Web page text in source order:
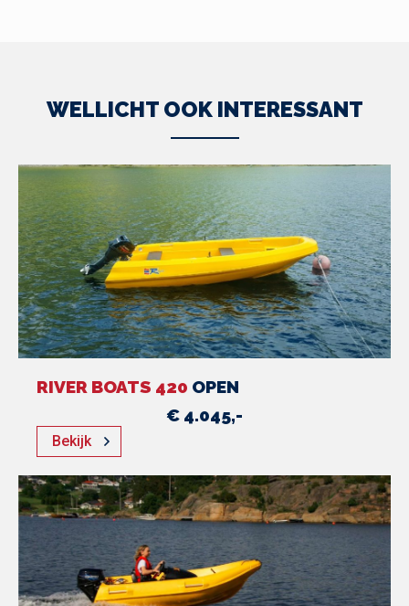
WELLICHT OOK INTERESSANT
RIVER BOATS 420 OPEN
€ 4.045,-
Bekijk